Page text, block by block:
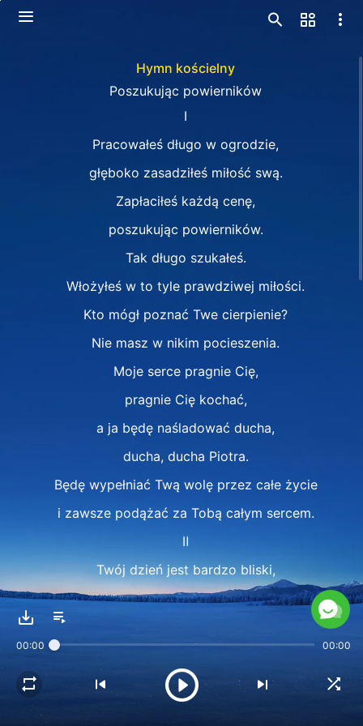
Hymn kościelny
Poszukując powierników
Ⅰ
Pracowałeś długo w ogrodzie,
głęboko zasadziłeś miłość swą.
Zapłaciłeś każdą cenę,
poszukując powierników.
Tak długo szukałeś.
Włożyłeś w to tyle prawdziwej miłości.
Kto mógł poznać Twe cierpienie?
Nie masz w nikim pocieszenia.
Moje serce pragnie Cię,
pragnie Cię kochać,
a ja będę naśladować ducha,
ducha, ducha Piotra.
Będę wypełniać Twą wolę przez całe życie
i zawsze podążać za Tobą całym sercem.
Ⅱ
Twój dzień jest bardzo bliski,
a my z całych sił walczymy.
Chcielibyśmy być Twymi powiernikami,
A Mistrz niedługo opuści ogród,
00:00 00:00